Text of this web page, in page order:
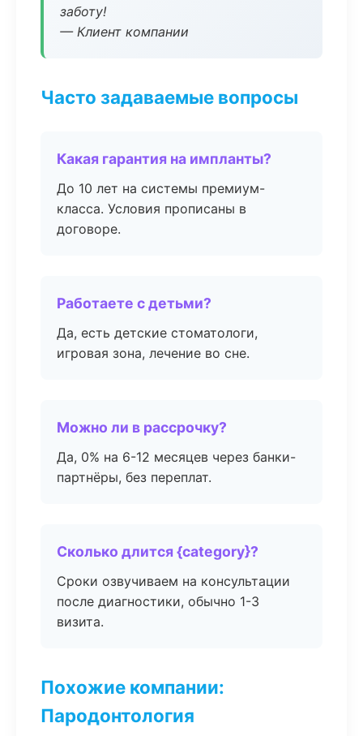
заботу!
— Клиент компании
Часто задаваемые вопросы
Какая гарантия на импланты?
До 10 лет на системы премиум-
класса. Условия прописаны в
договоре.
Работаете с детьми?
Да, есть детские стоматологи,
игровая зона, лечение во сне.
Можно ли в рассрочку?
Да, 0% на 6-12 месяцев через банки-
партнёры, без переплат.
Сколько длится {category}?
Сроки озвучиваем на консультации
после диагностики, обычно 1-3
визита.
Похожие компании:
Пародонтология